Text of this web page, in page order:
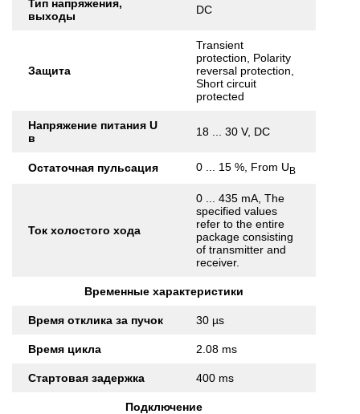
Тип напряжения,
выходы
DC
Защита
Transient
protection, Polarity
reversal protection,
Short circuit
protected
Напряжение питания U
в
18 ... 30 V, DC
Остаточная пульсация 0 ... 15 %, From UB
Ток холостого хода
0 ... 435 mA, The
specified values
refer to the entire
package consisting
of transmitter and
receiver.
Временные характеристики
Время отклика за пучок 30 µs
Время цикла 2.08 ms
Стартовая задержка 400 ms
Подключение